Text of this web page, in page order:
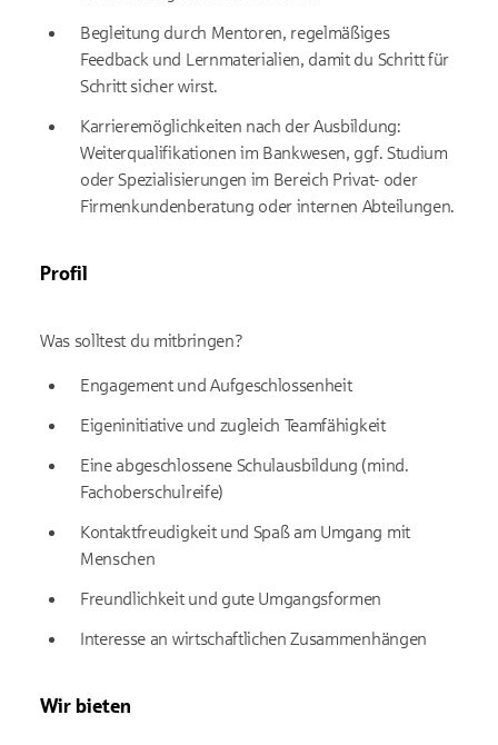
Begleitung durch Mentoren, regelmäßiges
Feedback und Lernmaterialien, damit du Schritt für
Schritt sicher wirst.
Karrieremöglichkeiten nach der Ausbildung:
Weiterqualifikationen im Bankwesen, ggf. Studium
oder Spezialisierungen im Bereich Privat- oder
Firmenkundenberatung oder internen Abteilungen.
Profil
Was solltest du mitbringen?
Engagement und Aufgeschlossenheit
Eigeninitiative und zugleich Teamfähigkeit
Eine abgeschlossene Schulausbildung (mind.
Fachoberschulreife)
Kontaktfreudigkeit und Spaß am Umgang mit
Menschen
Freundlichkeit und gute Umgangsformen
Interesse an wirtschaftlichen Zusammenhängen
Wir bieten